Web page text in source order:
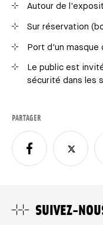
Autour de
Sur réservation
Port d'un masque
Le public est
sécurité dans les
PARTAGER
SUIVEZ-